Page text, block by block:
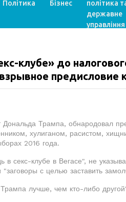
Політика Бізнес
політика
державне
управління
клубе» до
предисловие
Трампа, обнародовал
хулиганом, расистом,
2016 года.
в секс-клубе в Вегасе", не
с целью заставить
лучше, чем кто-либо